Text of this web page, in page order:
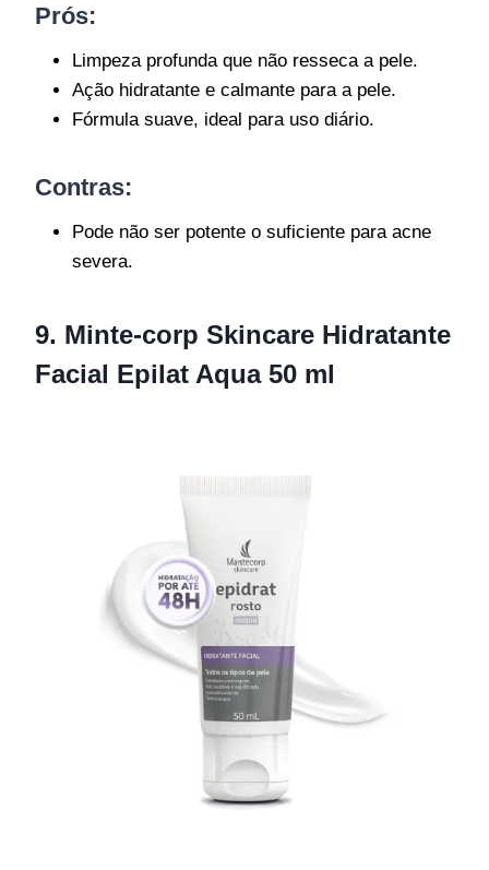
Prós:
Limpeza profunda que não resseca a pele.
Ação hidratante e calmante para a pele.
Fórmula suave, ideal para uso diário.
Contras:
Pode não ser potente o suficiente para acne
severa.
9. Minte-corp Skincare Hidratante
Facial Epilat Aqua 50 ml